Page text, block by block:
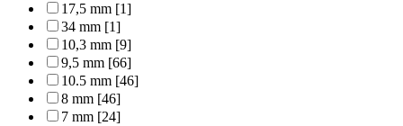
17,5 mm [1]
34 mm [1]
10,3 mm [9]
9,5 mm [66]
10.5 mm [46]
8 mm [46]
7 mm [24]